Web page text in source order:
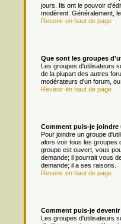
jours. Ils ont le pouvoir
modèrent. Généralement,
Revenir en haut de page
Que sont les groupes
Les groupes d'utilisateurs
de la plupart des autres
modérateurs d'un forum,
Revenir en haut de page
Comment puis-je
Pour joindre un groupe
alors voir tous les groupes
groupe est ouvert, vous
demande; il pourrait vous
demande; il a ses raisons.
Revenir en haut de page
Comment puis-je
Les groupes d'utilisateurs